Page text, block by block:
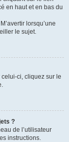
en haut et en bas du
lorsqu’une
le sujet.
ci, cliquez sur le
?
de l’utilisateur
instructions.